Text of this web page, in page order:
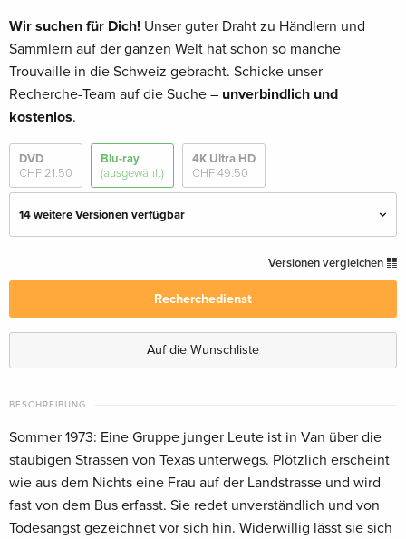
Wir suchen für Dich! Unser guter Draht zu Händlern und
Sammlern auf der ganzen Welt hat schon so manche
Trouvaille in die Schweiz gebracht. Schicke unser
Recherche-Team auf die Suche – unverbindlich und
kostenlos.
DVD
CHF 21.50
Blu-ray
(ausgewählt)
4K Ultra HD
CHF 49.50
14 weitere Versionen verfügbar
Deutsch
vergriffen
Piece of Art Box, Limited Edition —
vergriffen
VHS Retro Edition, Tape Edition, Cover A,
Deutsch
VHS Retro Edition, Tape Edition, Cover B,
Limited Edition
vergriffen
Versionen vergleichen
Recherchedienst
Auf die Wunschliste
BESCHREIBUNG
Sommer 1973: Eine Gruppe junger Leute ist in Van über die
staubigen Strassen von Texas unterwegs. Plötzlich erscheint
wie aus dem Nichts eine Frau auf der Landstrasse und wird
fast von dem Bus erfasst. Sie redet unverständlich und von
Todesangst gezeichnet vor sich hin. Widerwillig lässt sie sich